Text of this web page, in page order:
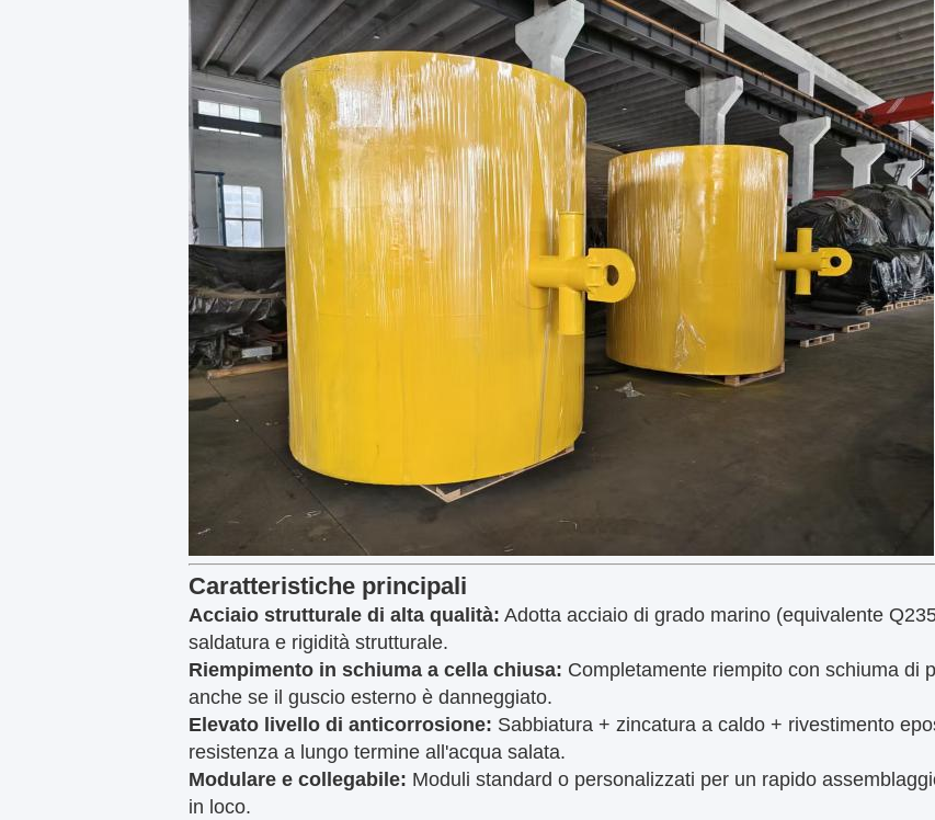
Caratteristiche principali
Acciaio strutturale di alta qualità: Adotta acciaio di grado marino (equivalente
saldatura e rigidità strutturale.
Riempimento in schiuma a cella chiusa: Completamente riempito con schiuma di
anche se il guscio esterno è danneggiato.
Elevato livello di anticorrosione: Sabbiatura + zincatura a caldo + rivestimento
resistenza a lungo termine all'acqua salata.
Modulare e collegabile: Moduli standard o personalizzati per un rapido
in loco.